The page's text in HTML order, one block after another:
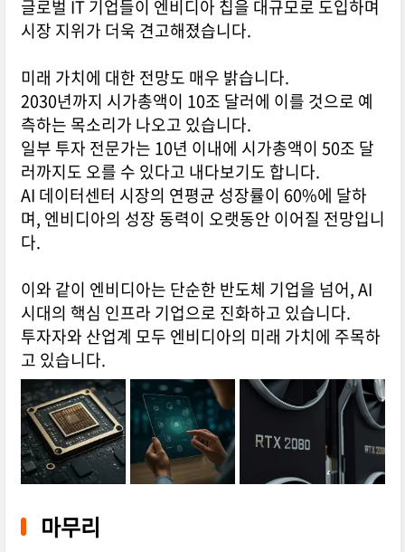
글로벌 IT 기업들이 엔비디아 칩을 대규모로 도입하며
시장 지위가 더욱 견고해졌습니다.
미래 가치에 대한 전망도 매우 밝습니다.
2030년까지 시가총액이 10조 달러에 이를 것으로 예
측하는 목소리가 나오고 있습니다.
일부 투자 전문가는 10년 이내에 시가총액이 50조 달
러까지도 오를 수 있다고 내다보기도 합니다.
AI 데이터센터 시장의 연평균 성장률이 60%에 달하
며, 엔비디아의 성장 동력이 오랫동안 이어질 전망입니
다.
이와 같이 엔비디아는 단순한 반도체 기업을 넘어, AI
시대의 핵심 인프라 기업으로 진화하고 있습니다.
투자자와 산업계 모두 엔비디아의 미래 가치에 주목하
고 있습니다.
마무리